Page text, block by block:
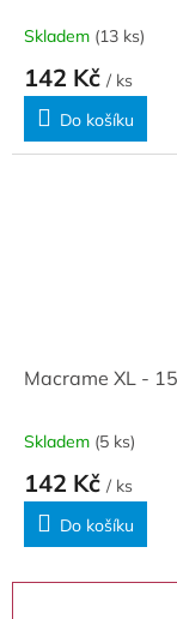
Skladem (13 ks)
142 Kč / ks
Do košíku
Macrame XL -
Skladem (5 ks)
142 Kč / ks
Do košíku